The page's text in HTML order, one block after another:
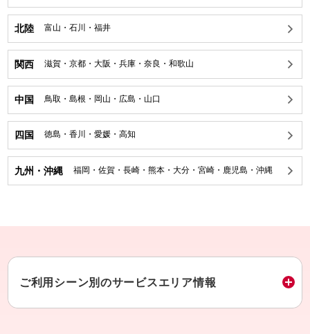
北陸 富山 ・ 石川 ・ 福井
関西 滋賀 ・ 京都 ・ 大阪 ・ 兵庫 ・ 奈良 ・ 和歌山
中国 鳥取 ・ 島根 ・ 岡山 ・ 広島 ・ 山口
四国 徳島 ・ 香川 ・ 愛媛 ・ 高知
九州・沖縄 福岡 ・ 佐賀 ・ 長崎 ・ 熊本 ・ 大分 ・ 宮崎 ・ 鹿児島 ・ 沖縄
ご利用シーン別のサービスエリア情報